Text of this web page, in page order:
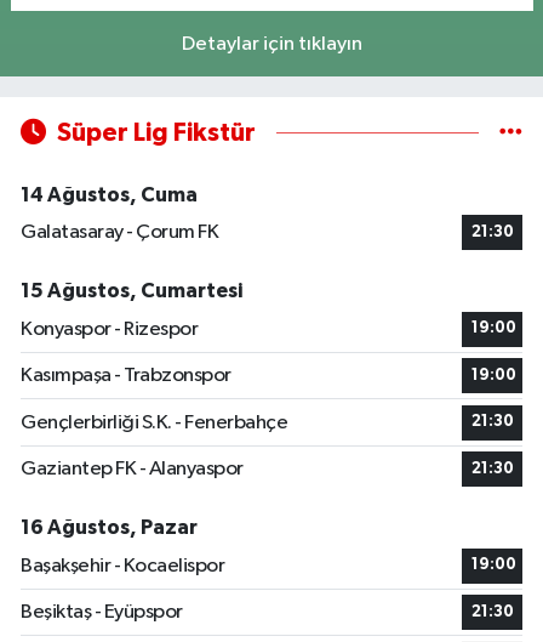
Detaylar için tıklayın
Süper Lig Fikstür
14 Ağustos, Cuma
Galatasaray - Çorum FK
21:30
15 Ağustos, Cumartesi
Konyaspor - Rizespor
19:00
Kasımpaşa - Trabzonspor 19:00
Gençlerbirliği S.K. - Fenerbahçe 21:30
Gaziantep FK - Alanyaspor 21:30
16 Ağustos, Pazar
Başakşehir - Kocaelispor
19:00
Beşiktaş - Eyüpspor 21:30